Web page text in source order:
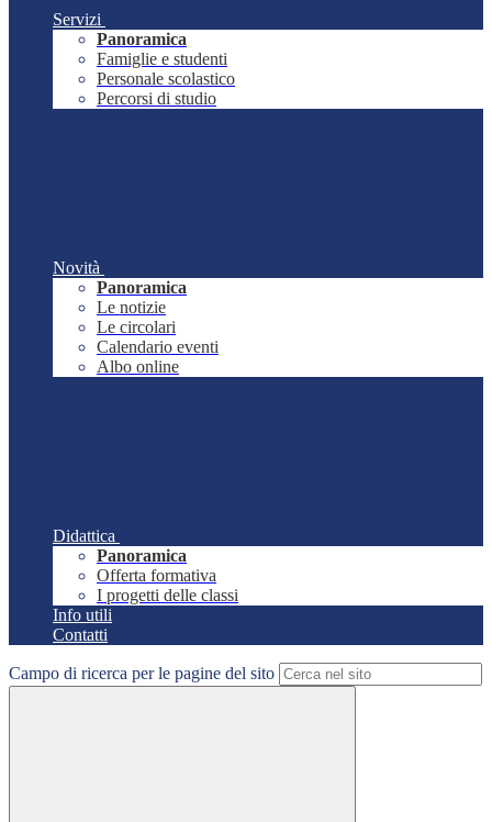
Servizi
Panoramica
Famiglie e studenti
Personale scolastico
Percorsi di studio
Novità
Panoramica
Le notizie
Le circolari
Calendario eventi
Albo online
Didattica
Panoramica
Offerta formativa
I progetti delle classi
Info utili
Contatti
Campo di ricerca per le pagine del sito